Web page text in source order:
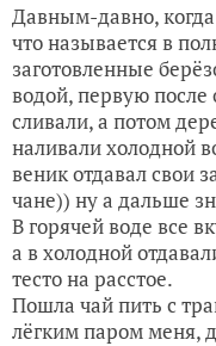
Давным-давно,
что называется в
заготовленные
водой, первую после
сливали, а потом
наливали холодной
веник отдавал свои
чане)) ну а дальше
В горячей воде все
а в холодной
тесто на расстое.
Пошла чай пить с
лёгким паром меня,